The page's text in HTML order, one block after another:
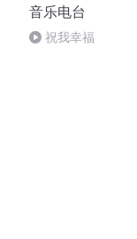
音乐电台
祝我幸福